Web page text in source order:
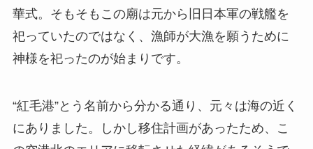
華式。そもそもこの廟は元から旧日本軍の戦艦を
祀っていたのではなく、漁師が大漁を願うために
神様を祀ったのが始まりです。
“紅毛港”とう名前から分かる通り、元々は海の近く
にありました。しかし移住計画があったため、こ